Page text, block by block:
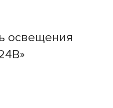
освещения